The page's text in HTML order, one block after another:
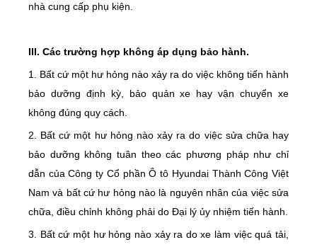
nhà cung cấp phụ kiện.
III. Các trường hợp không áp dụng bảo hành.
1. Bất cứ một hư hỏng nào xảy ra do việc không tiến hành
bảo dưỡng định kỳ, bảo quản xe hay vận chuyển xe
không đúng quy cách.
2. Bất cứ một hư hỏng nào xảy ra do việc sửa chữa hay
bảo dưỡng không tuân theo các phương pháp như chỉ
dẫn của Công ty Cổ phần Ô tô Hyundai Thành Công Việt
Nam và bất cứ hư hỏng nào là nguyên nhân của việc sửa
chữa, điều chỉnh không phải do Đại lý ủy nhiệm tiến hành.
3. Bất cứ một hư hỏng nào xảy ra do xe làm việc quá tải,